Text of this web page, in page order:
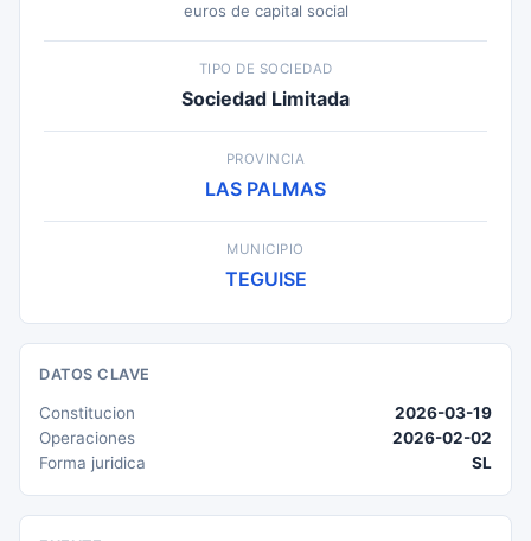
euros de capital social
TIPO DE SOCIEDAD
Sociedad Limitada
PROVINCIA
LAS PALMAS
MUNICIPIO
TEGUISE
DATOS CLAVE
Constitucion
2026-03-19
Operaciones
2026-02-02
Forma juridica
SL